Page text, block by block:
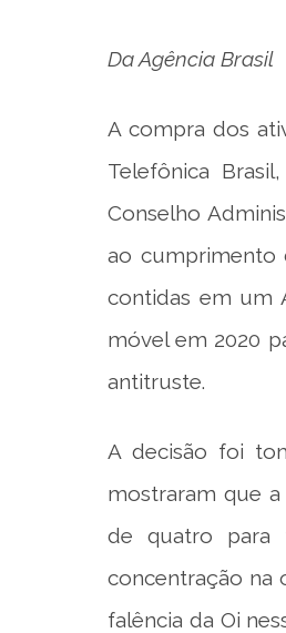
Da Agência Brasil
A compra dos
Telefônica
Conselho
ao cumprimento
contidas em um
móvel em 2020
antitruste.
A decisão foi
mostraram que
de quatro para
concentração na
falência da Oi